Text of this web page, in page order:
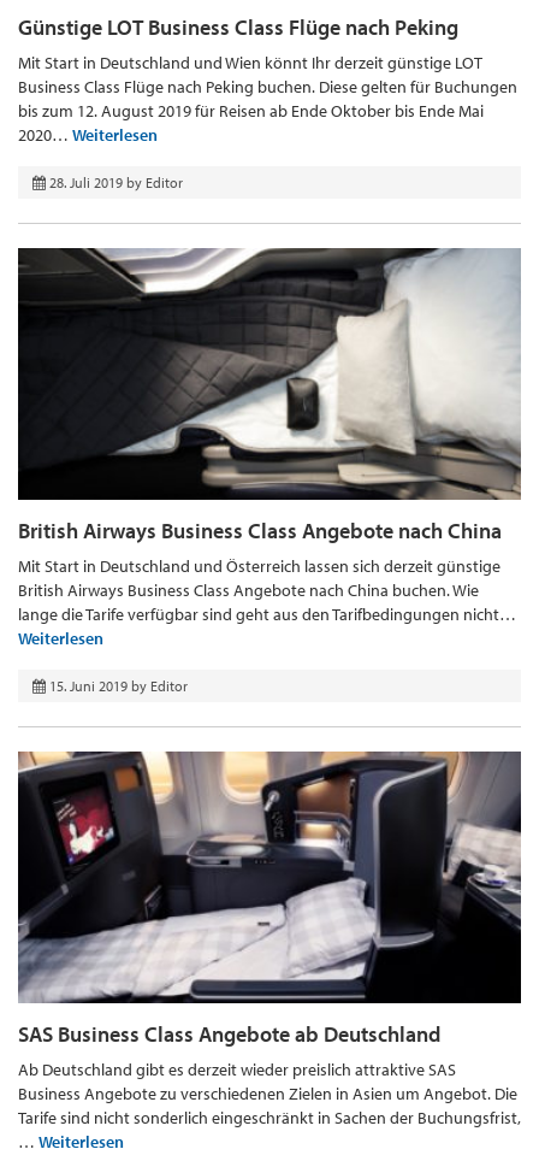
Günstige LOT Business Class Flüge nach Peking
Mit Start in Deutschland und Wien könnt Ihr derzeit günstige LOT
Business Class Flüge nach Peking buchen. Diese gelten für Buchungen
bis zum 12. August 2019 für Reisen ab Ende Oktober bis Ende Mai
2020… Weiterlesen
28. Juli 2019 by Editor
British Airways Business Class Angebote nach China
Mit Start in Deutschland und Österreich lassen sich derzeit günstige
British Airways Business Class Angebote nach China buchen. Wie
lange die Tarife verfügbar sind geht aus den Tarifbedingungen nicht…
Weiterlesen
15. Juni 2019 by Editor
SAS Business Class Angebote ab Deutschland
Ab Deutschland gibt es derzeit wieder preislich attraktive SAS
Business Angebote zu verschiedenen Zielen in Asien um Angebot. Die
Tarife sind nicht sonderlich eingeschränkt in Sachen der Buchungsfrist,
… Weiterlesen